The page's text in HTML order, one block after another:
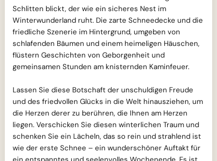
Schlitten blickt, der wie ein sicheres Nest im
Winterwunderland ruht. Die zarte Schneedecke und die
friedliche Szenerie im Hintergrund, umgeben von
schlafenden Bäumen und einem heimeligen Häuschen,
flüstern Geschichten von Geborgenheit und
gemeinsamen Stunden am knisternden Kaminfeuer.
Lassen Sie diese Botschaft der unschuldigen Freude
und des friedvollen Glücks in die Welt hinausziehen, um
die Herzen derer zu berühren, die Ihnen am Herzen
liegen. Verschicken Sie diesen winterlichen Traum und
schenken Sie ein Lächeln, das so rein und strahlend ist
wie der erste Schnee – ein wunderschöner Auftakt für